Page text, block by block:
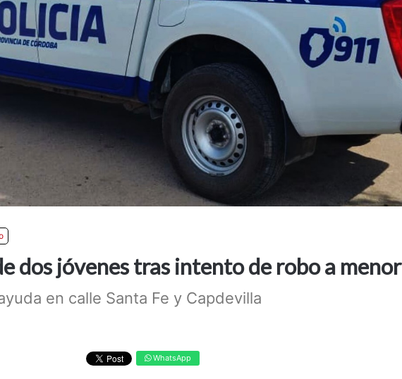
dos jóvenes tras intento de robo a menor
en calle Santa Fe y Capdevilla
WhatsApp